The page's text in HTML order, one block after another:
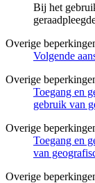
Bij het
Overige
Volgende
Overige
Toegang en
gebruik van
Overige
Toegang en
van
Overige